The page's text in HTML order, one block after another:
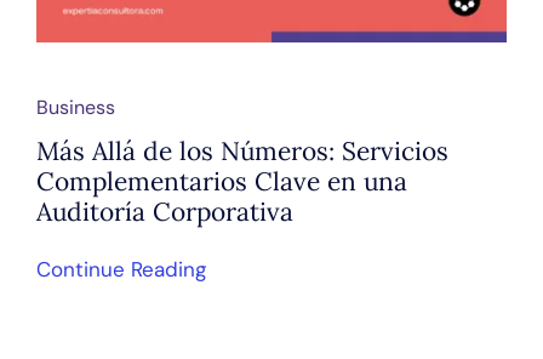
Business
Más Allá de los Números: Servicios
Complementarios Clave en una
Auditoría Corporativa
Continue Reading